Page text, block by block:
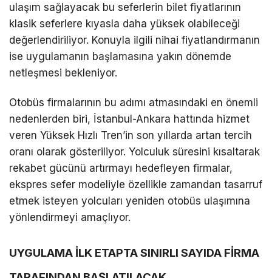
ulaşım sağlayacak bu seferlerin bilet fiyatlarının
klasik seferlere kıyasla daha yüksek olabileceği
değerlendiriliyor. Konuyla ilgili nihai fiyatlandırmanın
ise uygulamanın başlamasına yakın dönemde
netleşmesi bekleniyor.
Otobüs firmalarının bu adımı atmasındaki en önemli
nedenlerden biri, İstanbul-Ankara hattında hizmet
veren Yüksek Hızlı Tren’in son yıllarda artan tercih
oranı olarak gösteriliyor. Yolculuk süresini kısaltarak
rekabet gücünü artırmayı hedefleyen firmalar,
ekspres sefer modeliyle özellikle zamandan tasarruf
etmek isteyen yolcuları yeniden otobüs ulaşımına
yönlendirmeyi amaçlıyor.
UYGULAMA İLK ETAPTA SINIRLI SAYIDA FİRMA